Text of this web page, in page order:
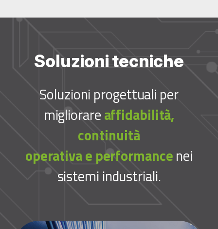
Soluzioni tecniche
Soluzioni progettuali per
migliorareaffidabilità,
continuità
operativa e performancenei
sistemi industriali.